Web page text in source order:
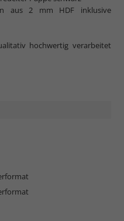
aus 2 mm HDF inklusive
hochwertig verarbeitet